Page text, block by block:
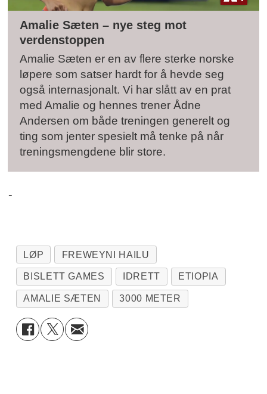
Amalie Sæten – nye steg mot
verdenstoppen
Amalie Sæten er en av flere sterke norske
løpere som satser hardt for å hevde seg
også internasjonalt. Vi har slått av en prat
med Amalie og hennes trener Ådne
Andersen om både treningen generelt og
ting som jenter spesielt må tenke på når
treningsmengdene blir store.
-
LØP FREWEYNI HAILU
BISLETT GAMES IDRETT ETIOPIA
AMALIE SÆTEN 3000 METER